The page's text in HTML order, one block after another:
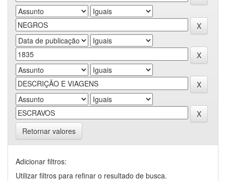
Retornar valores
Adicionar filtros:
Utilizar filtros para refinar o resultado de busca.